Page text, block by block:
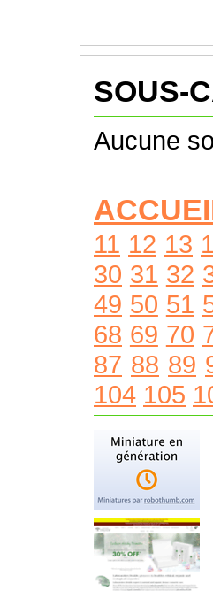
SOUS-
Aucune
11 12 13
30 31 32
49 50 51
68 69 70
87 88 89
104 105